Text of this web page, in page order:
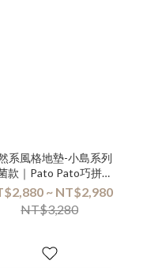
系風格地墊-小島系列
款｜Pato Pato巧拼地
~ NT$2,980
NT$3,280